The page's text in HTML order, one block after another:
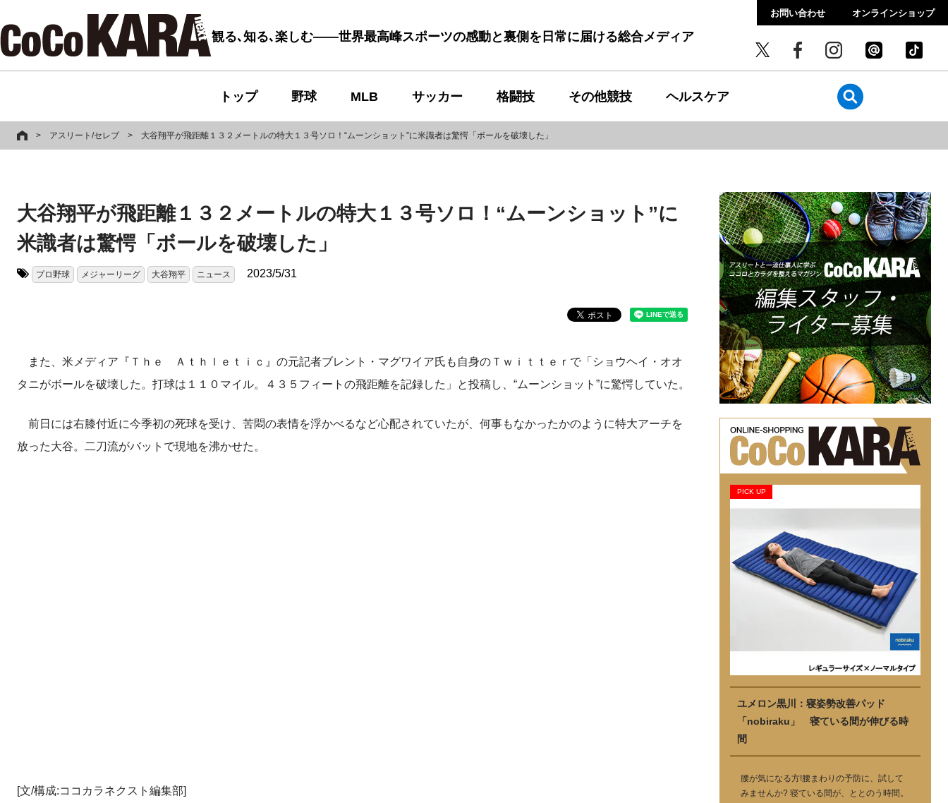
観る､知る､楽しむ――世界最高峰スポーツの感動と裏側を日常に届ける総合メディア
お問い合わせ オンラインショップ
トップ 野球 MLB サッカー 格闘技 その他競技 ヘルスケア
> アスリート/セレブ > 大谷翔平が飛距離１３２メートルの特大１３号ソロ！“ムーンショット”に米識者は驚愕「ボールを破壊した」
大谷翔平が飛距離１３２メートルの特大１３号ソロ！“ムーンショット”に
米識者は驚愕「ボールを破壊した」
プロ野球 メジャーリーグ 大谷翔平 ニュース 2023/5/31
また、米メディア『Ｔｈｅ Ａｔｈｌｅｔｉｃ』の元記者ブレント・マグワイア氏も自身のＴｗｉｔｔｅｒで「ショウヘイ・オオ
タニがボールを破壊した。打球は１１０マイル。４３５フィートの飛距離を記録した」と投稿し、“ムーンショット”に驚愕していた。
前日には右膝付近に今季初の死球を受け、苦悶の表情を浮かべるなど心配されていたが、何事もなかったかのように特大アーチを
放った大谷。二刀流がバットで現地を沸かせた。
[文/構成:ココカラネクスト編集部]
PICK UP
ユメロン黒川：寝姿勢改善パッド
「nobiraku」 寝ている間が伸びる時
間
腰が気になる方!腰まわりの予防に、試して
みませんか? 寝ている間が、ととのう時間。